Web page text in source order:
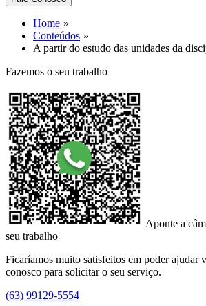
Home
Conteúdos
A partir do estudo das unidades da
Fazemos o seu trabalho
Aponte a
seu trabalho
Ficaríamos muito satisfeitos em poder ajudar
conosco para solicitar o seu serviço.
(63) 99129-5554